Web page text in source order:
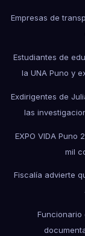
Empresas de
Estudiantes de
la UNA Puno y
Exdirigentes de
las
EXPO VIDA
mil
Fiscalía advierte
Funcionario